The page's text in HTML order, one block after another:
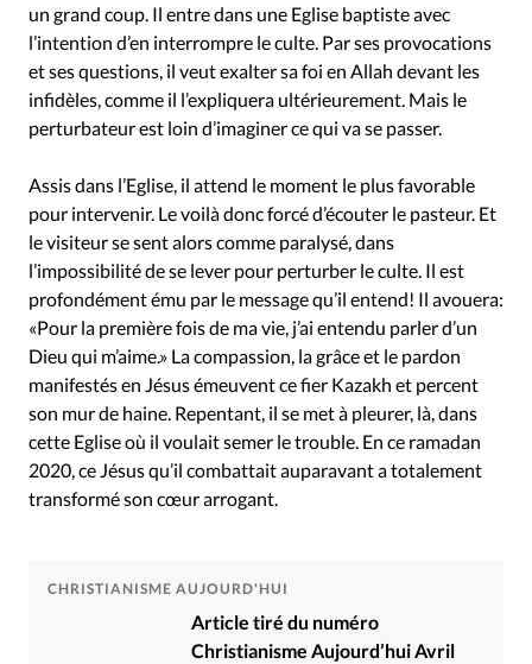
un grand coup. Il entre dans une Eglise baptiste avec
l’intention d’en interrompre le culte. Par ses provocations
et ses questions, il veut exalter sa foi en Allah devant les
infidèles, comme il l’expliquera ultérieurement. Mais le
perturbateur est loin d’imaginer ce qui va se passer.
Assis dans l’Eglise, il attend le moment le plus favorable
pour intervenir. Le voilà donc forcé d’écouter le pasteur. Et
le visiteur se sent alors comme paralysé, dans
l’impossibilité de se lever pour perturber le culte. Il est
profondément ému par le message qu’il entend! Il avouera:
«Pour la première fois de ma vie, j’ai entendu parler d’un
Dieu qui m’aime.» La compassion, la grâce et le pardon
manifestés en Jésus émeuvent ce fier Kazakh et percent
son mur de haine. Repentant, il se met à pleurer, là, dans
cette Eglise où il voulait semer le trouble. En ce ramadan
2020, ce Jésus qu’il combattait auparavant a totalement
transformé son cœur arrogant.
CHRISTIANISME AUJOURD'HUI
Article tiré du numéro
Christianisme Aujourd’hui Avril